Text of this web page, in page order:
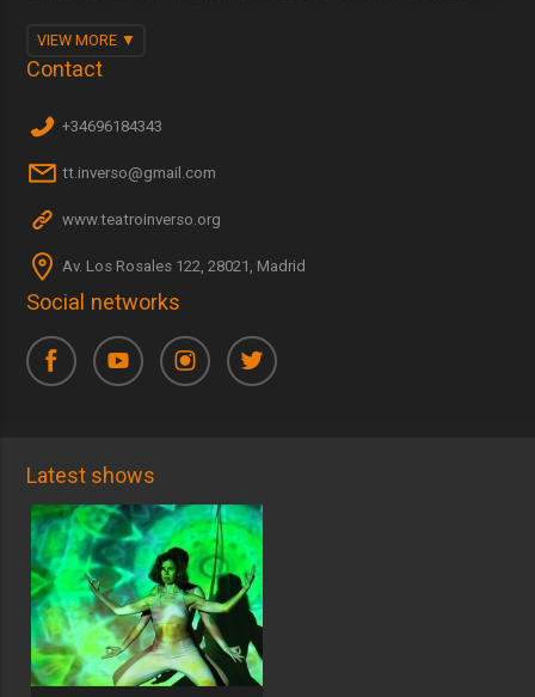
Teatro Bo (Cascina,Italia), entre otros. También en la Universidad de
Wesleyan (Ohio) y el congreso Renaissance Society of America, en
Toronto (Canadá).
VIEW MORE
Contact
+34696184343
tt.inverso@gmail.com
www.teatroinverso.org
Av. Los Rosales 122, 28021, Madrid
Social networks
Latest shows